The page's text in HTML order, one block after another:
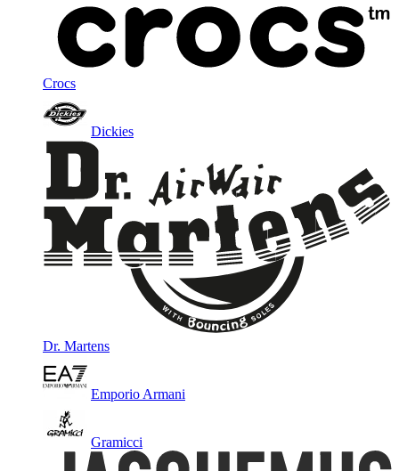
Crocs
Dickies
Dr. Martens
Emporio Armani
Gramicci